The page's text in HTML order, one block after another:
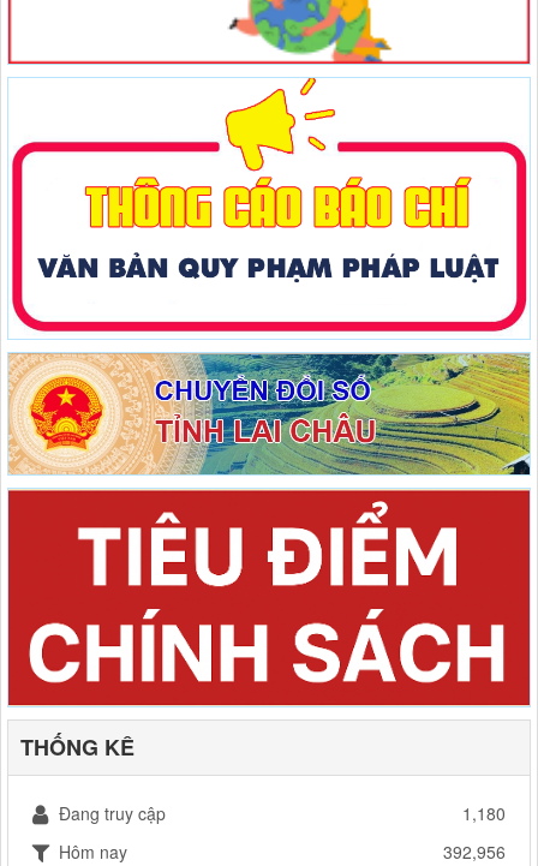
THỐNG KÊ
Đang truy cập
1,180
Hôm nay
392,956